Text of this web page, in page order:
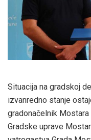
Situacija na gradskoj
izvanredno stanje
gradonačelnik
Gradske uprave